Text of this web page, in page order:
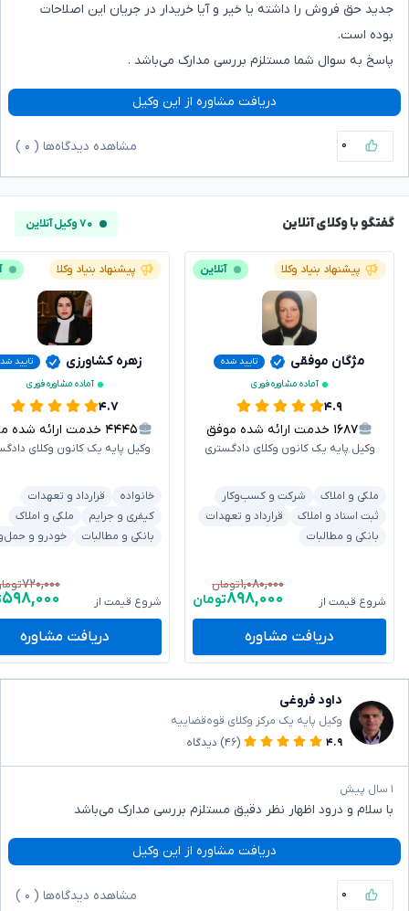
جدید حق فروش را داشته یا خیر و آیا خریدار در جریان این اصلاحات
بوده است.
پاسخ به سوال شما مستلزم بررسی مدارک می‌باشد .
دریافت مشاوره از این وکیل
۰ مشاهده دیدگاه‌ها ( ۰
گفتگو با وکلای آنلاین ۷۰ وکیل آنلاین
پیشنهاد بنیاد وکلا آنلاین
مژگان موفقی
تایید شده
آماده مشاوره فوری
۴.۹
۱۶۸۷ خدمت ارائه شده موفق
وکیل پایه یک کانون وکلای دادگستری
ملکی و املاک
شرکت و کسب‌وکار
ثبت اسناد و املاک
قرارداد و تعهدات
بانکی و مطالبات
شروع قیمت از
۱,۰۸۰,۰۰۰تومان
۸۹۸,۰۰۰تومان
دریافت مشاوره
پیشنهاد بنیاد وکلا
زهره کشاورزی
تایید
آماده مشاوره فوری
۴.۷
۴۴۴۵ خدمت ارائه شده موفق
وکیل پایه یک کانون وکلای
خانواده
قرارداد و تعهدات
کیفری و جرایم
ملکی و املاک
بانکی و مطالبات
خودرو و
شروع قیمت از
۷۲۰,۰۰۰
۵۹۸,۰۰۰
دریافت مشاوره
داود فروغی
وکیل پایه یک مرکز وکلای قوه‌قضاییه
۴.۹
(۴۶) دیدگاه
۱ سال پیش
با سلام و درود اظهار نظر دقیق مستلزم بررسی مدارک می‌باشد
دریافت مشاوره از این وکیل
۰ مشاهده دیدگاه‌ها ( ۰